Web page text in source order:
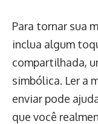
Para tornar sua
inclua algum
compartilhada,
simbólica. Ler a
enviar pode
que você